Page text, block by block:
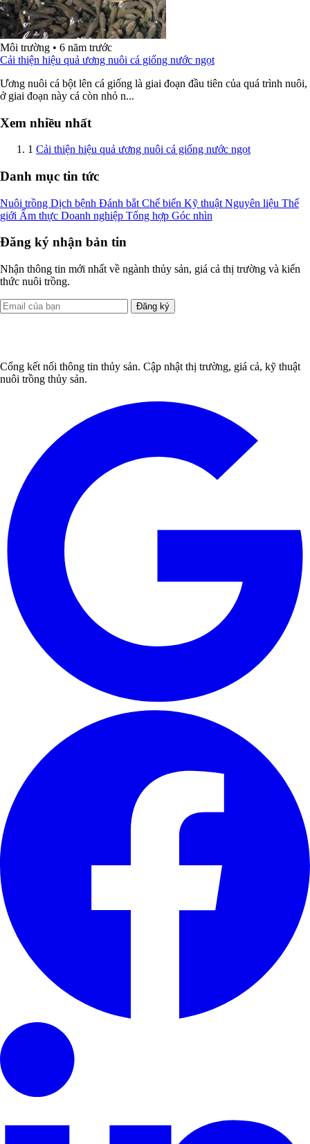
Môi trường • 6 năm trước
Cải thiện hiệu quả ương nuôi cá giống nước ngọt
Ương nuôi cá bột lên cá giống là giai đoạn đầu tiên của quá trình nuôi,
ở giai đoạn này cá còn nhỏ n...
Xem nhiều nhất
1 Cải thiện hiệu quả ương nuôi cá giống nước ngọt
Danh mục tin tức
Nuôi trồng Dịch bệnh Đánh bắt Chế biến Kỹ thuật Nguyên liệu Thế
giới Ẩm thực Doanh nghiệp Tổng hợp Góc nhìn
Đăng ký nhận bản tin
Nhận thông tin mới nhất về ngành thủy sản, giá cả thị trường và kiến
thức nuôi trồng.
Đăng ký
Cổng kết nối thông tin thủy sản. Cập nhật thị trường, giá cả, kỹ thuật
nuôi trồng thủy sản.